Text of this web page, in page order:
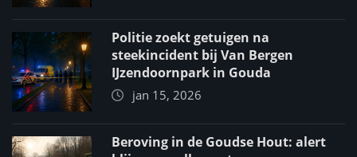
Politie zoekt getuigen na
steekincident bij Van Bergen
IJzendoornpark in Gouda
jan 15, 2026
Beroving in de Goudse Hout: alert